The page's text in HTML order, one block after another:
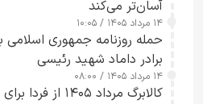
آسان‌تر می‌کند
۱۴ مرداد ۱۴۰۵ / ۱۰:۰۵
حمله روزنامه جمهوری اسلامی
برادر داماد شهید رئیسی
۱۴ مرداد ۱۴۰۵ / ۰۸:۰۰
کالابرگ مرداد